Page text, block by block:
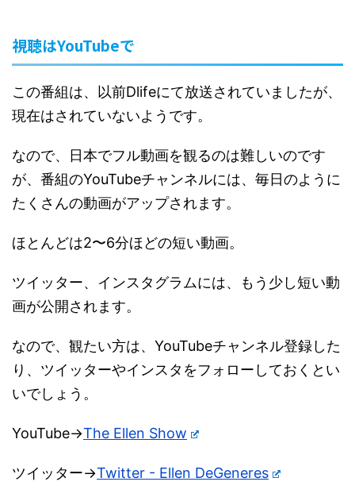
視聴はYouTubeで
この番組は、以前Dlifeにて放送されていましたが、
現在はされていないようです。
なので、日本でフル動画を観るのは難しいのです
が、番組のYouTubeチャンネルには、毎日のように
たくさんの動画がアップされます。
ほとんどは2〜6分ほどの短い動画。
ツイッター、インスタグラムには、もう少し短い動
画が公開されます。
なので、観たい方は、YouTubeチャンネル登録した
り、ツイッターやインスタをフォローしておくとい
いでしょう。
YouTube→The Ellen Show
ツイッター→Twitter - Ellen DeGeneres